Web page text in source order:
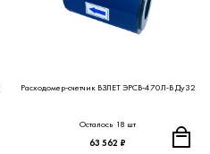
Расходомер-счетчик ВЗЛЕТ ЭРСВ-470Л-В Ду32
Осталось 18 шт
63 562 ₽